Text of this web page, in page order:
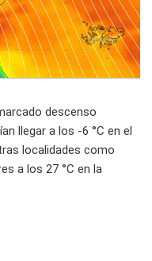
descenso
llegar a los -6 °C en el
localidades como
a los 27 °C en la